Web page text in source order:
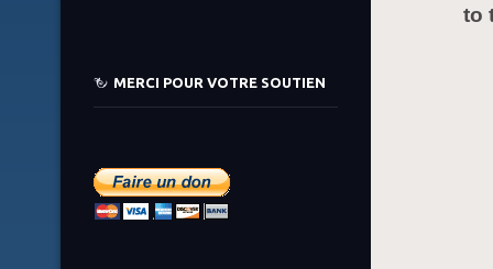
to
MERCI POUR VOTRE SOUTIEN